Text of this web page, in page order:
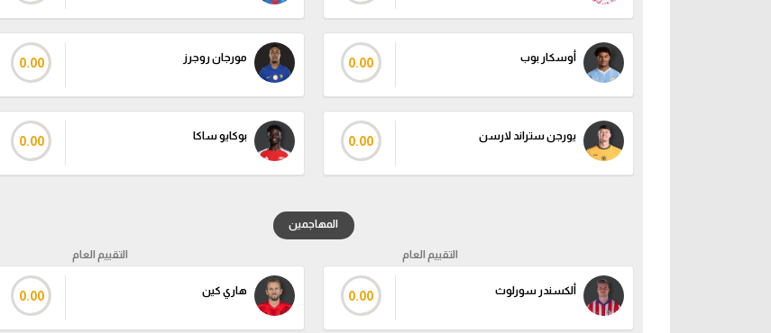
أوسكار بوب 0.00
يورجن ستراند لارسن 0.00
مورجان روجرز 0.00
بوكايو ساكا 0.00
المهاجمين
التقييم العام
ألكسندر سورلوث 0.00
التقييم العام
هاري كين 0.00